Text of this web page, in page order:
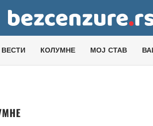
ВЕСТИ КОЛУМНЕ МОЈ СТАВ